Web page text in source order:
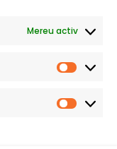
Mereu activ